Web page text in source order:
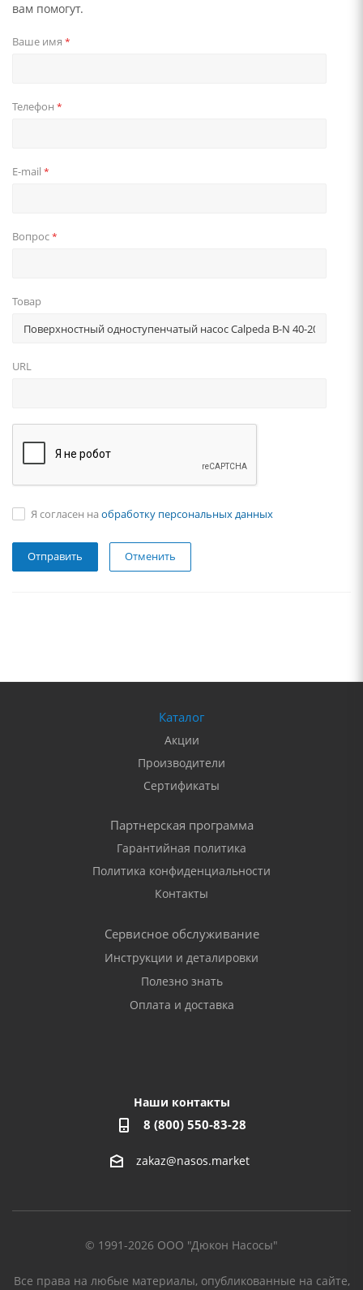
вам помогут.
Ваше имя *
Телефон *
E-mail *
Вопрос*
Товар
URL
Я согласен на обработку персональных данных
Отменить
Каталог
Акции
Производители
Сертификаты
Партнерская программа
Гарантийная политика
Политика конфиденциальности
Контакты
Сервисное обслуживание
Инструкции и деталировки
Полезно знать
Оплата и доставка
Наши контакты
8 (800) 550-83-28
zakaz@nasos.market
© 1991-2026 ООО "Дюкон Насосы"
Все права на любые материалы, опубликованные на сайте,